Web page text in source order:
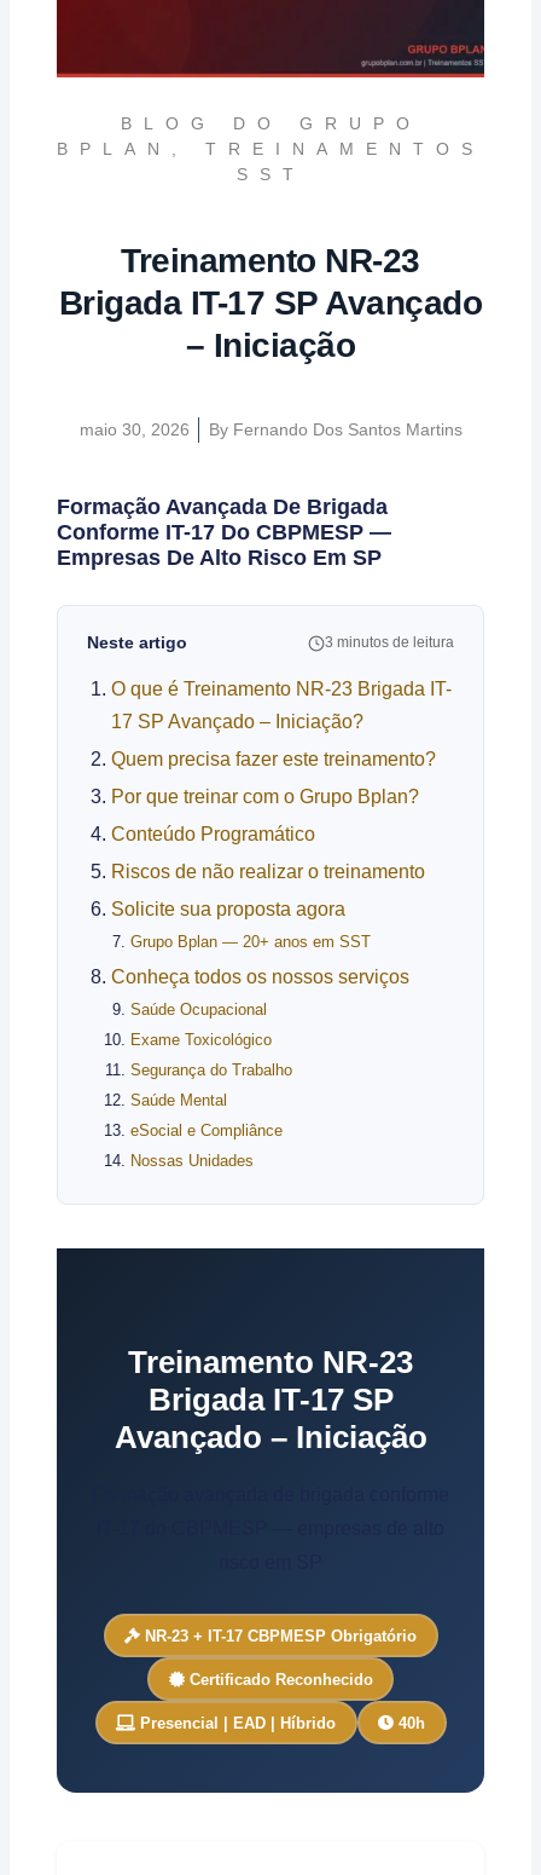
BLOG DO GRUPO
BPLAN , TREINAMENTOS
SST
Treinamento NR-23
Brigada IT-17 SP Avançado
– Iniciação
maio 30, 2026 ByFernando Dos Santos Martins
Formação Avançada De Brigada
Conforme IT-17 Do CBPMESP —
Empresas De Alto Risco Em SP
Neste artigo 3 minutos de leitura
O que é Treinamento NR-23 Brigada IT-
17 SP Avançado – Iniciação?
Quem precisa fazer este treinamento?
Por que treinar com o Grupo Bplan?
Conteúdo Programático
Riscos de não realizar o treinamento
Solicite sua proposta agora
Grupo Bplan — 20+ anos em SST
Conheça todos os nossos serviços
Saúde Ocupacional
Exame Toxicológico
Segurança do Trabalho
Saúde Mental
eSocial e Compliânce
Nossas Unidades
Treinamento NR-23
Brigada IT-17 SP
Avançado – Iniciação
NR-23 + IT-17 CBPMESP Obrigatório
Certificado Reconhecido
Presencial | EAD | Híbrido 40h